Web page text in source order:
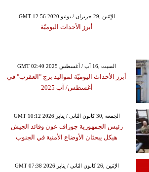
GMT 12:56 2020 الإثنين ,29 حزيران / يونيو
أبرز الأحداث اليوميّة
GMT 02:40 2025 السبت ,16 آب / أغسطس
أبرز الأحداث اليوميّة لمواليد برج "العقرب" في
أغسطس/ آب 2025
GMT 10:12 2026 الجمعة ,30 كانون الثاني / يناير
رئيس الجمهورية جوزاف عون وقائد الجيش
هيكل يبحثان الأوضاع الأمنية في الجنوب
GMT 07:38 2026 الإثنين ,26 كانون الثاني / يناير